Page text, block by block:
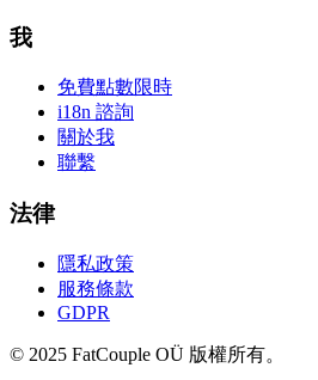
我
免費點數限時
i18n 諮詢
關於我
聯繫
法律
隱私政策
服務條款
GDPR
© 2025 FatCouple OÜ 版權所有。